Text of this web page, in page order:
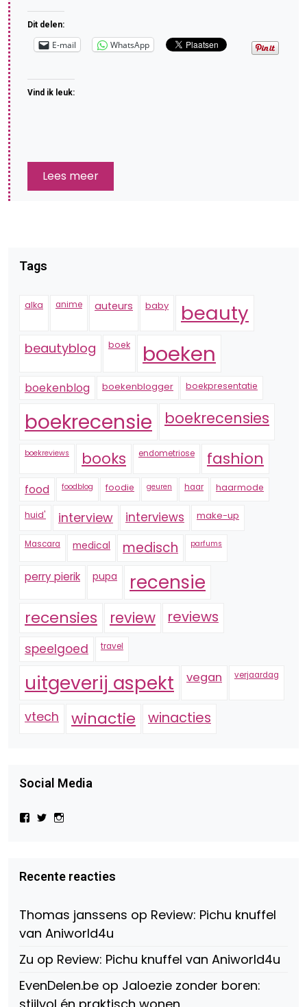
Dit delen:
E-mail WhatsApp
Vind ik leuk:
Lees meer
Tags
alka anime auteurs baby beauty
beautyblog boek boeken
boekenblog boekenblogger boekpresentatie
boekrecensie boekrecensies
boekreviews books endometriose fashion
food foodblog foodie geuren haar haarmode
huid' interview interviews make-up
Mascara medical medisch parfums
perry pierik pupa recensie
recensies review reviews
speelgoed travel
uitgeverij aspekt vegan verjaardag
vtech winactie winacties
Social Media
Bekijk
Beauty-
147775071915783/?
Facebook
Bekijk
op
Twitter
op
Instagram
Recente reacties
Thomas janssens op Review: Pichu knuffel
van Aniworld4u
Zu op Review: Pichu knuffel van Aniworld4u
EvenDelen.be op Jaloezie zonder boren: